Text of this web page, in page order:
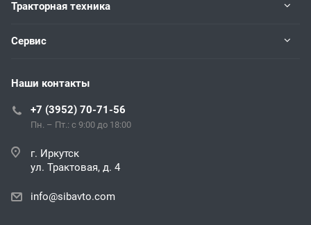
Тракторная техника
Сервис
Наши контакты
+7 (3952) 70-71-56
Пн. – Пт.: с 9:00 до 18:00
г. Иркутск
ул. Трактовая, д. 4
info@sibavto.com